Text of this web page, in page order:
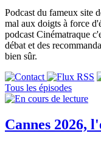
Podcast du fameux site
mal aux doigts à force
podcast Cinématraque
débat et des
bien sûr.
Tous les épisodes
Cannes 2026,